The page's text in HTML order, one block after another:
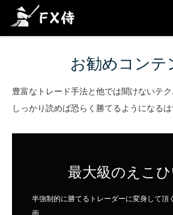
お勧めコンテ
豊富なトレード手法と他では聞けないテク
しっかり読めば恐らく勝てるようになるは
最大級のえこひ
半強制的に勝てるトレーダーに変身して頂
画